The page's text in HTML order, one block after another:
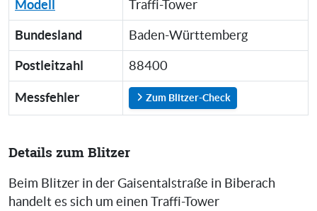
Modell Traffi-Tower
Bundesland Baden-Württemberg
Postleitzahl 88400
Messfehler Zum Blitzer-Check
Details zum Blitzer
Beim Blitzer in der Gaisentalstraße in Biberach
handelt es sich um einen Traffi-Tower